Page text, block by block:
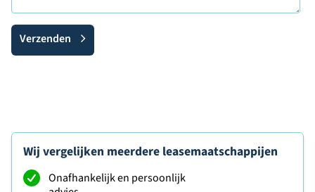
Verzenden
Wij vergelijken meerdere leasemaatschappijen
Onafhankelijk en persoonlijk